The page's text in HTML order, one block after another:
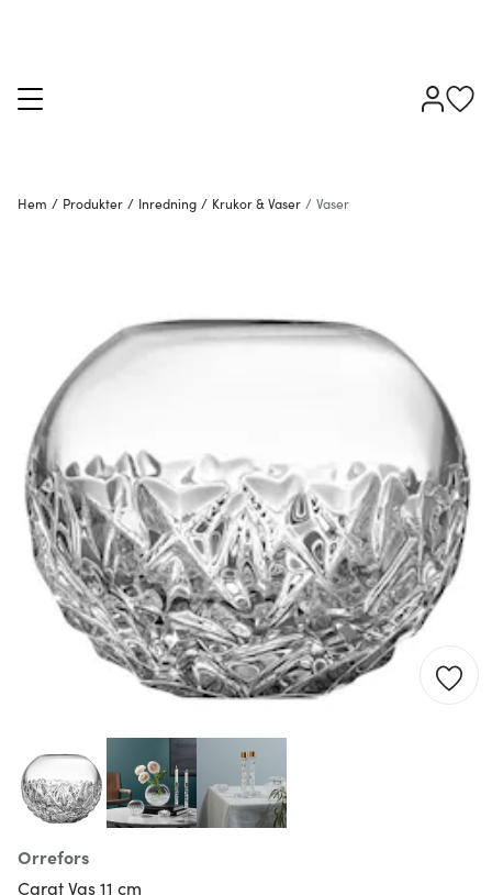
Hem / Produkter / Inredning / Krukor & Vaser / Vaser
Orrefors
Carat Vas 11 cm